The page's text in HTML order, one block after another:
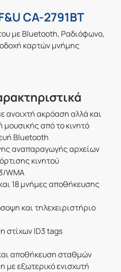
CA-2791BT
με Bluetooth, Ραδιόφωνο,
καρτών μνήμης
ανοιχτή ακρόαση αλλά και
από το κινητό
Bluetooth
αναπαραγωγής αρχείων
κινητού
WMA
18 μνήμες αποθήκευσης
και τηλεχειριστήριο
στίχων ID3 tags
αποθήκευση σταθμών
με εξωτερικό ενισχυτή